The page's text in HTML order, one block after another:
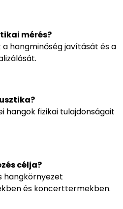
mérés?
hangminőség javítását és a
hangok fizikai tulajdonságait
célja?
hangkörnyezet
és koncerttermekben.